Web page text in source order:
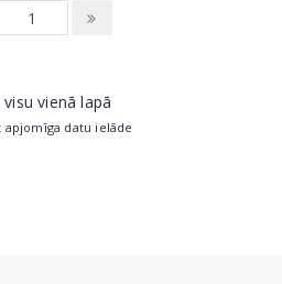
vienā lapā
datu ielāde